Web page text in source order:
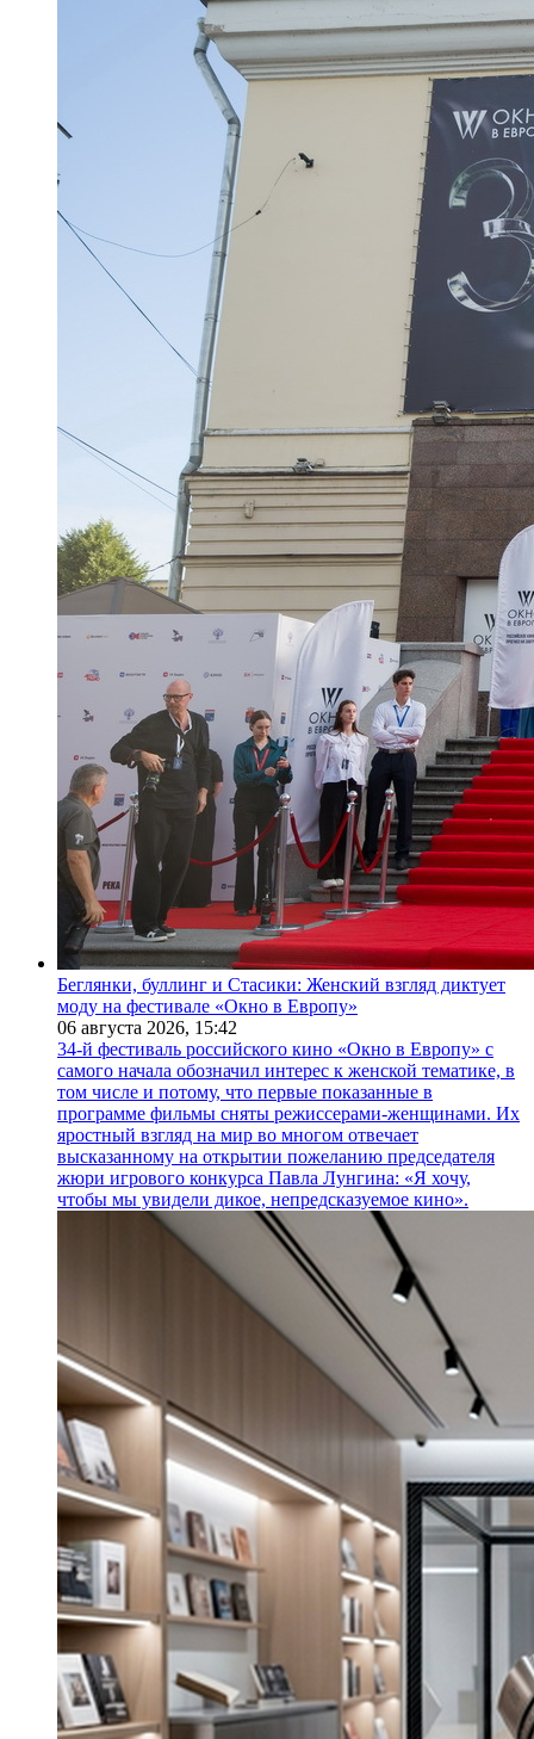
Беглянки, буллинг и Стасики: Женский взгляд диктует
моду на фестивале «Окно в Европу»
06 августа 2026, 15:42
34-й фестиваль российского кино «Окно в Европу» с
самого начала обозначил интерес к женской тематике, в
том числе и потому, что первые показанные в
программе фильмы сняты режиссерами-женщинами. Их
яростный взгляд на мир во многом отвечает
высказанному на открытии пожеланию председателя
жюри игрового конкурса Павла Лунгина: «Я хочу,
чтобы мы увидели дикое, непредсказуемое кино».